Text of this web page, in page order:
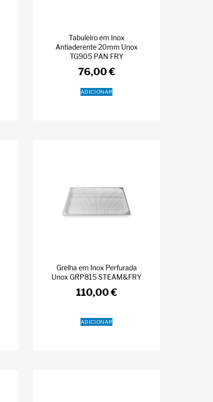
Tabuleiro em Inox
Antiaderente 20mm Unox
TG905 PAN FRY
76,00€
ADICIONAR
Grelha em Inox Perfurada
Unox GRP815 STEAM&FRY
110,00€
ADICIONAR